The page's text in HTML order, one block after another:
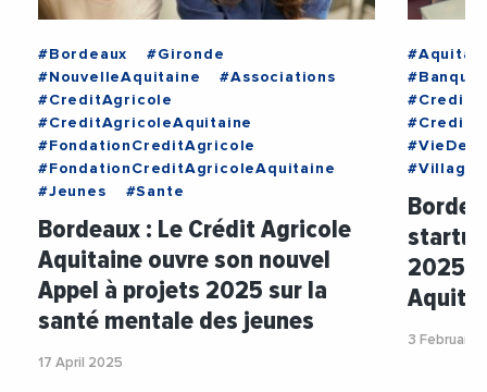
#Bordeaux
#Gironde
#NouvelleAquitaine
#Associations
#CreditAgricole
#CreditAgricoleAquitaine
#FondationCreditAgricole
#FondationCreditAgricoleAquitaine
#Jeunes
#Sante
Bordeaux : Le Crédit Agricole
Aquitaine ouvre son nouvel
Appel à projets 2025 sur la
santé mentale des jeunes
17 April 2025
#Banque
2025
3 February